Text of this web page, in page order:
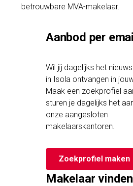
betrouwbare MVA-makelaar.
Aanbod per
Wil jij dagelijks het
in Isola ontvangen in
Maak een zoekprofiel
sturen je dagelijks het
onze aangesloten
makelaarskantoren.
Zoekprofiel maken
Makelaar vinden